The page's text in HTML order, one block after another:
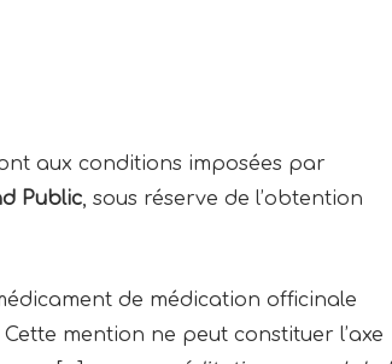
aux conditions imposées par
Public, sous réserve de l’obtention
de médication officinale
mention ne peut constituer l’axe